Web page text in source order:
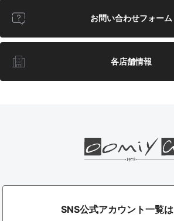
お問い合わせフォーム
各店舗情報
SNS公式アカウント一覧